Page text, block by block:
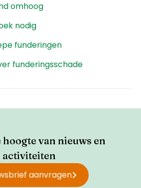
omhoog
nodig
funderingen
funderingsschade
van nieuws en
activiteiten
aanvragen